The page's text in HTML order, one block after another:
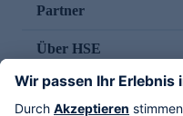
Partner
Über HSE
Im TV